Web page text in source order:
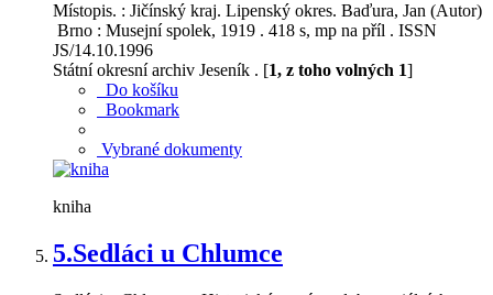
Místopis. : Jičínský kraj. Lipenský okres. Baďura, Jan (Autor)
Brno : Musejní spolek, 1919 . 418 s, mp na příl . ISSN
JS/14.10.1996
Státní okresní archiv Jeseník . [1, z toho volných 1]
Do košíku
Bookmark
Vybrané dokumenty
kniha
5.Sedláci u Chlumce